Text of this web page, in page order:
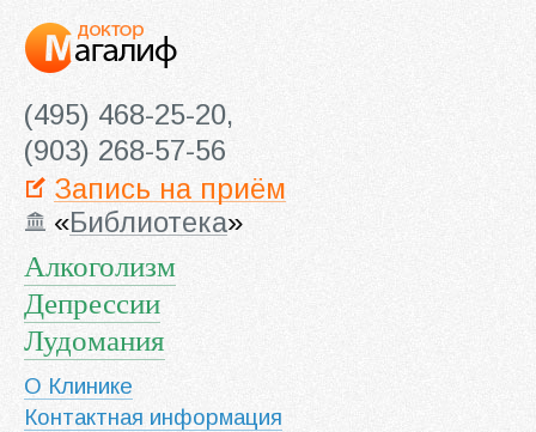
(495) 468-25-20,
(903) 268-57-56
Запись на приём
«Библиотека»
Алкоголизм
Депрессии
Лудомания
О Клинике
Контактная информация